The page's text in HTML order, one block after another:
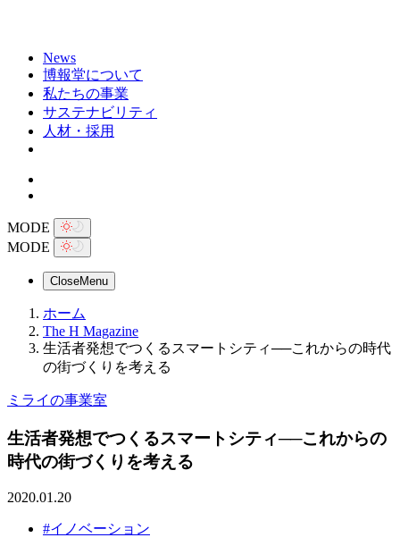
News
博報堂について
私たちの事業
サステナビリティ
人材・採用
MODE
MODE
CloseMenu
ホーム
The H Magazine
生活者発想でつくるスマートシティ──これからの時代
の街づくりを考える
ミライの事業室
生活者発想でつくるスマートシティ──これからの
時代の街づくりを考える
2020.01.20
#イノベーション